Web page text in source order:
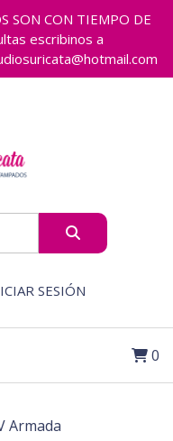
SON CON TIEMPO DE
escribinos a
SESIÓN
0
Armada